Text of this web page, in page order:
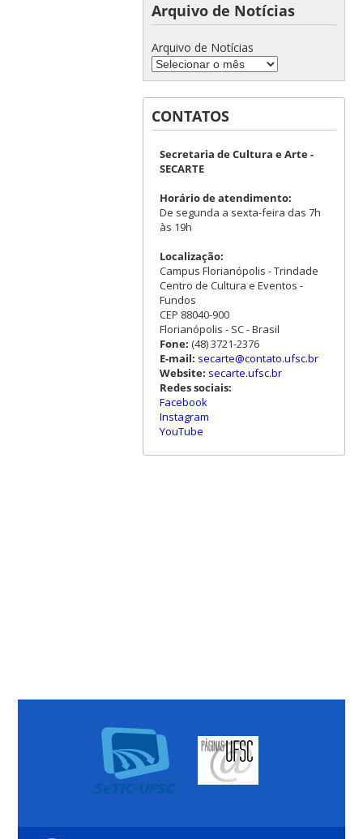
Arquivo de Notícias
Arquivo de Notícias
CONTATOS
Secretaria de Cultura e Arte -
SECARTE
Horário de atendimento:
De segunda a sexta-feira das 7h
às 19h
Localização:
Campus Florianópolis - Trindade
Centro de Cultura e Eventos -
Fundos
CEP 88040-900
Florianópolis - SC - Brasil
Fone: (48) 3721-2376
E-mail: secarte@contato.ufsc.br
Website: secarte.ufsc.br
Redes sociais:
Facebook
Instagram
YouTube